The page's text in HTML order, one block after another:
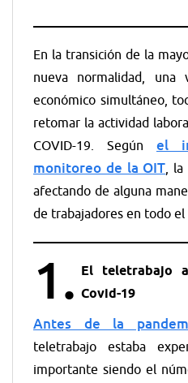
En la transición de la
nueva normalidad, una
económico simultáneo,
retomar la actividad
COVID-19. Según el
monitoreo de la OIT, la
afectando de alguna
de trabajadores en todo
1. El teletrabajo
Covid-19
Antes de la
teletrabajo estaba
importante siendo el